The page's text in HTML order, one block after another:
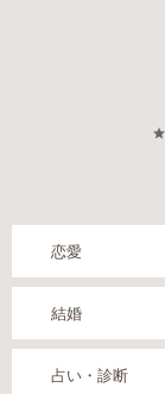
恋愛
結婚
占い・診断